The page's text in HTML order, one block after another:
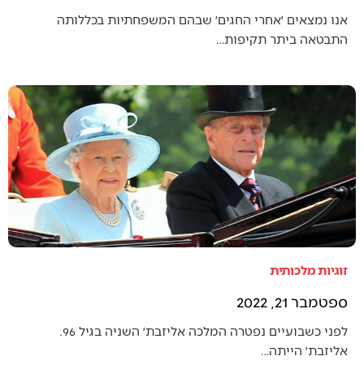
אנו נמצאים ׳אחרי החגים׳ שבהם המשפחתיות בכללותה
התבטאה ביתר תקיפות…
זוגיות מלכותית
ספטמבר 21, 2022
אליזבת׳ הייתה…